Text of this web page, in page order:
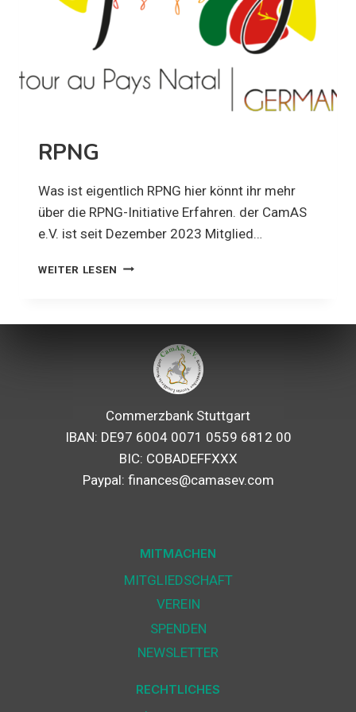
RPNG
Was ist eigentlich RPNG hier könnt ihr mehr
über die RPNG-Initiative Erfahren. der CamAS
e.V. ist seit Dezember 2023 Mitglied…
WEITER LESEN RPNG
Commerzbank Stuttgart
IBAN: DE97 6004 0071 0559 6812 00
BIC: COBADEFFXXX
Paypal: finances@camasev.com
MITMACHEN
MITGLIEDSCHAFT
VEREIN
SPENDEN
NEWSLETTER
RECHTLICHES